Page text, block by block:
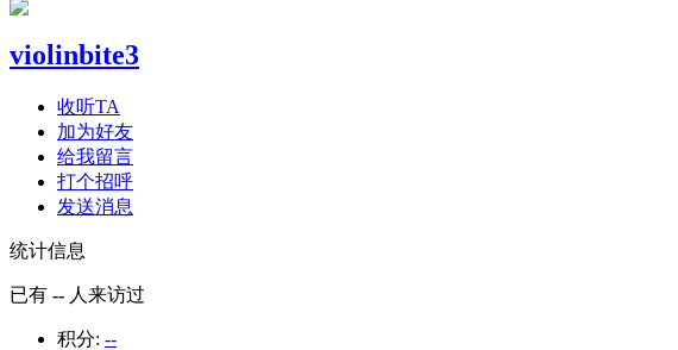
violinbite3
收听TA
加为好友
给我留言
打个招呼
发送消息
统计信息
已有 -- 人来访过
积分: --